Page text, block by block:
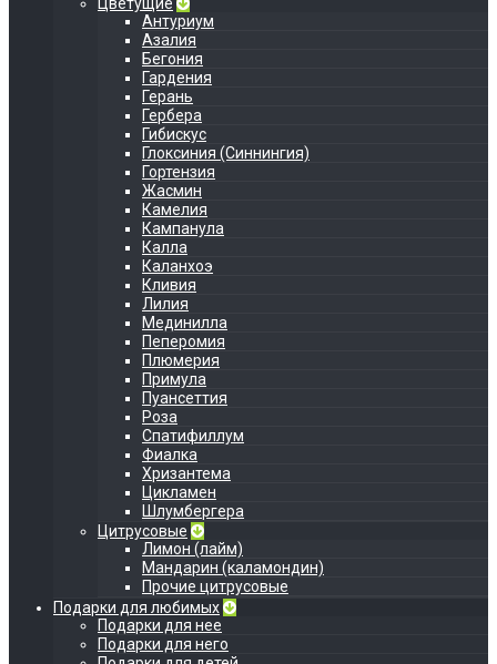
Цветущие
Антуриум
Азалия
Бегония
Гардения
Герань
Гербера
Гибискус
Глоксиния (Синнингия)
Гортензия
Жасмин
Камелия
Кампанула
Калла
Каланхоэ
Кливия
Лилия
Мединилла
Пеперомия
Плюмерия
Примула
Пуансеттия
Роза
Спатифиллум
Фиалка
Хризантема
Цикламен
Шлумбергера
Цитрусовые
Лимон (лайм)
Мандарин (каламондин)
Прочие цитрусовые
Подарки для любимых
Подарки для нее
Подарки для него